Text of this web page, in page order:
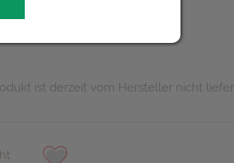
ist derzeit vom Hersteller nicht